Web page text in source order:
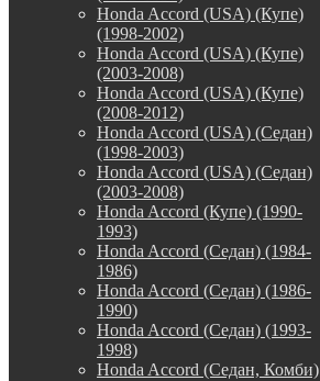
Honda Accord (USA) (Купе)
(1998-2002)
Honda Accord (USA) (Купе)
(2003-2008)
Honda Accord (USA) (Купе)
(2008-2012)
Honda Accord (USA) (Седан)
(1998-2003)
Honda Accord (USA) (Седан)
(2003-2008)
Honda Accord (Купе) (1990-
1993)
Honda Accord (Седан) (1984-
1986)
Honda Accord (Седан) (1986-
1990)
Honda Accord (Седан) (1993-
1998)
Honda Accord (Седан, Комби)